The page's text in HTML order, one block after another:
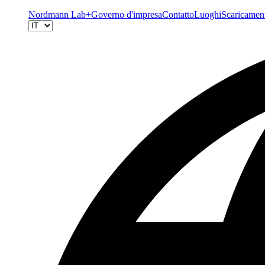
Nordmann Lab+Governo d'impresaContattoLuoghi